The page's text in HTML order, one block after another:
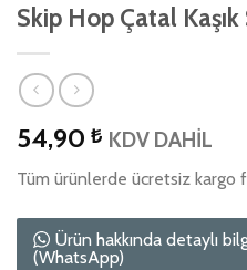
Skip Hop Çatal
54,90 ₺ KDV DAHİL
Tüm ürünlerde ücretsiz kargo
Ürün hakkında detaylı
(WhatsApp)